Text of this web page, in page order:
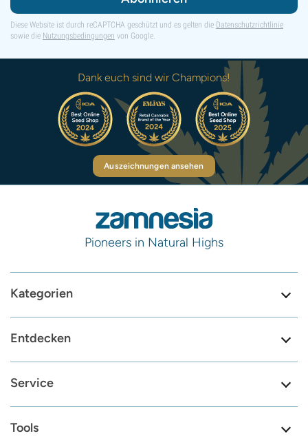
Diese Website ist durch reCAPTCHA geschützt und es gelten die Datenschutzrichtlinie
sowie die Nutzungsbedingungen von Google.
Dank euch sind wir Champions!
Auszeichnungen ansehen
Pioneers in Natural Highs
Kategorien
Entdecken
Service
Tools